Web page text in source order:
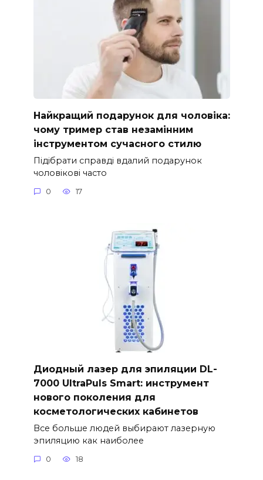
Найкращий подарунок для чоловіка:
чому тример став незамінним
інструментом сучасного стилю
Підібрати справді вдалий подарунок
чоловікові часто
0 17
Диодный лазер для эпиляции DL-
7000 UltraPuls Smart: инструмент
нового поколения для
косметологических кабинетов
Все больше людей выбирают лазерную
эпиляцию как наиболее
0 18